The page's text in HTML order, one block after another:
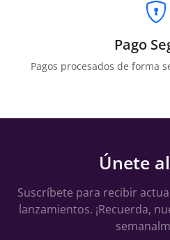
Pago
Pagos procesados de forma
Únete
Suscríbete para recibir
lanzamientos. ¡Recuerda,